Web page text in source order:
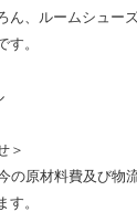
ん、ルームシュー
。
＞
原材料費及び物
。